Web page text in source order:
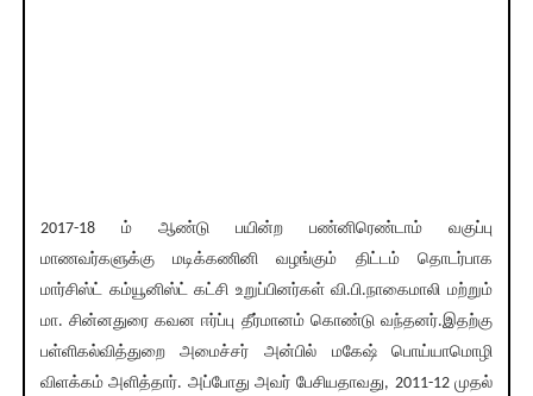
2017-18 ம் ஆண்டு பயின்ற பண்னிரெண்டாம் வகுப்பு
மாணவர்களுக்கு மடிக்கணினி வழங்கும் திட்டம் தொடர்பாக
மார்சிஸ்ட் கம்யூனிஸ்ட் கட்சி உறுப்பினர்கள் வி.பி.நாகைமாலி மற்றும்
மா. சின்னதுரை கவன ஈர்ப்பு தீர்மானம் கொண்டு வந்தனர்.இதற்கு
பள்ளிகல்வித்துறை அமைச்சர் அன்பில் மகேஷ் பொய்யாமொழி
விளக்கம் அளித்தார். அப்போது அவர் பேசியதாவது, 2011-12 முதல்